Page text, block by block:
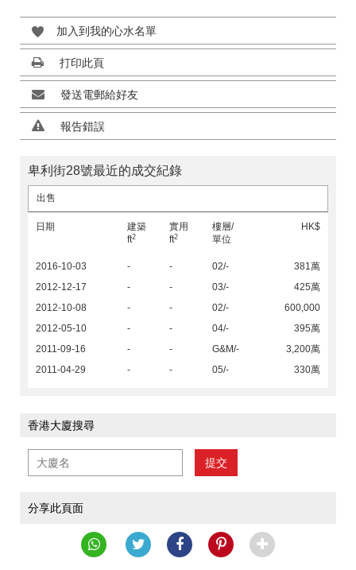
加入到我的心水名單
打印此頁
發送電郵給好友
報告錯誤
卑利街28號最近的成交紀錄
出售
日期
建築
ft2
實用
ft2
樓層/
單位
HK$
2016-10-03 - - 02/-
381萬
2012-12-17
- - 03/-
425萬
2012-10-08
- - 02/-
600,000
2012-05-10
- - 04/-
395萬
2011-09-16
- - G&M/-
3,200萬
2011-04-29
- - 05/- 330萬
香港大廈搜尋
提交
分享此頁面